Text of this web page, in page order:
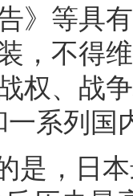
》等具
，不得
权、战
一系列国
是，日